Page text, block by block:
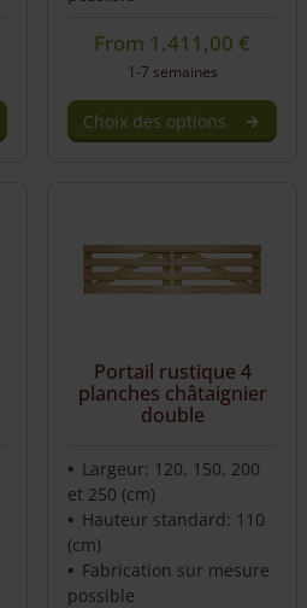
From 1.411,00 €
1-7 semaines
Choix des options
Portail rustique 4
planches châtaignier
double
Largeur: 120, 150, 200
et 250 (cm)
Hauteur standard: 110
(cm)
Fabrication sur mesure
possible